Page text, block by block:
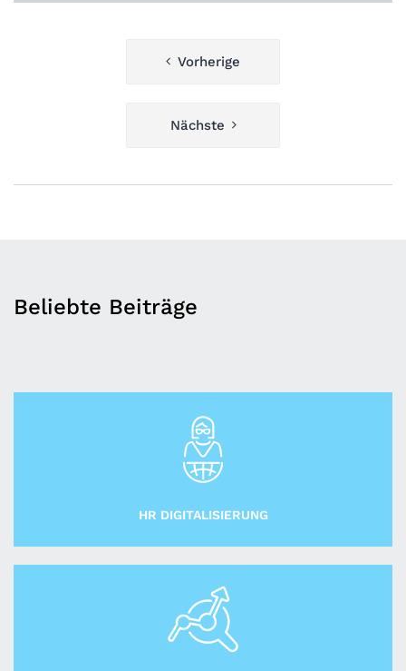
Beitragsnavigation
Vorherige
Nächste
Beliebte Beiträge
HR DIGITALISIERUNG